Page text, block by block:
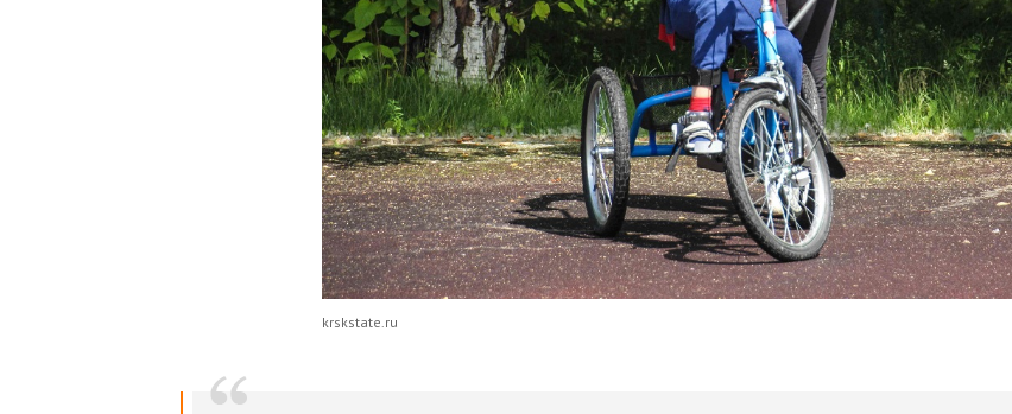
krskstate.ru